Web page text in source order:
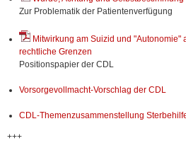
Zur Problematik der Patientenverfügung
Mitwirkung am Suizid und "Autonomie"
rechtliche Grenzen
Positionspapier der CDL
Vorsorgevollmacht-Vorschlag der CDL
CDL-Themenzusammenstellung
+++